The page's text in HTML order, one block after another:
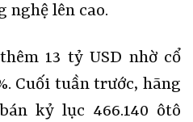
nghệ lên cao.
13 tỷ USD nhờ cổ
Cuối tuần trước, hãng
kỷ lục 466.140 ôtô